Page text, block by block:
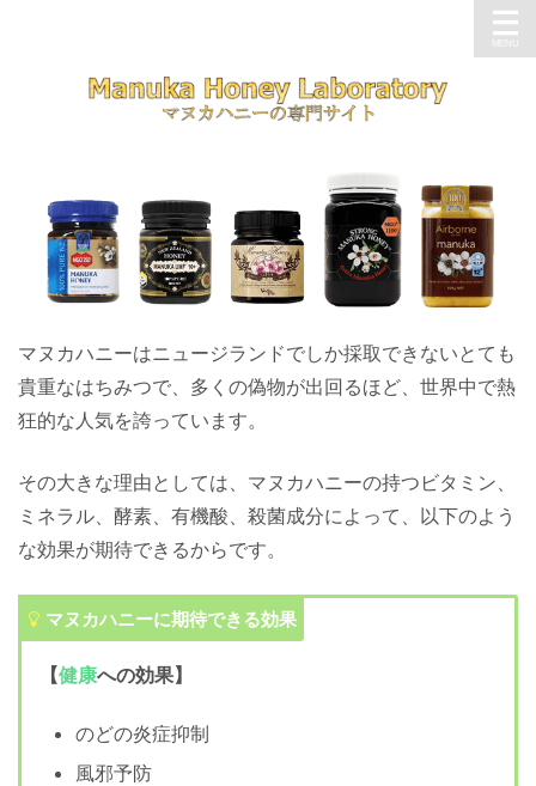
マヌカハニーはニュージランドでしか採取できないとても
貴重なはちみつで、多くの偽物が出回るほど、世界中で熱
狂的な人気を誇っています。
その大きな理由としては、マヌカハニーの持つビタミン、
ミネラル、酵素、有機酸、殺菌成分によって、以下のよう
な効果が期待できるからです。
マヌカハニーに期待できる効果
【健康への効果】
のどの炎症抑制
風邪予防